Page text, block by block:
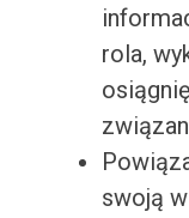
rola,
swoją